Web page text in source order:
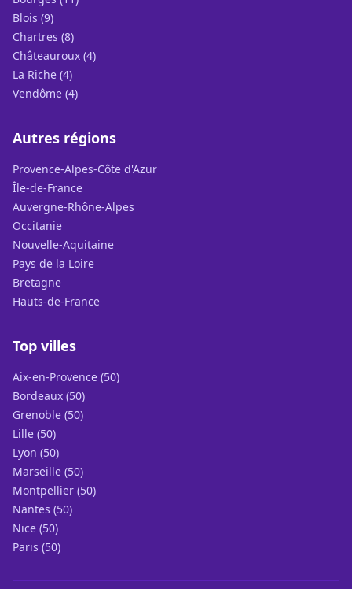
Blois (9)
Chartres (8)
Châteauroux (4)
La Riche (4)
Vendôme (4)
Autres régions
Provence-Alpes-Côte d'Azur
Île-de-France
Auvergne-Rhône-Alpes
Occitanie
Nouvelle-Aquitaine
Pays de la Loire
Bretagne
Hauts-de-France
Top villes
Aix-en-Provence (50)
Bordeaux (50)
Grenoble (50)
Lille (50)
Lyon (50)
Marseille (50)
Montpellier (50)
Nantes (50)
Nice (50)
Paris (50)